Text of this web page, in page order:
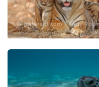
naturepl.com / Andy